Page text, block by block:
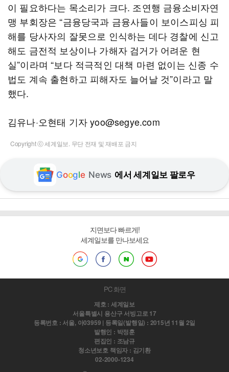
이 필요하다는 목소리가 크다. 조연행 금융소비자연
맹 부회장은 “금융당국과 금융사들이 보이스피싱 피
해를 당사자의 잘못으로 인식하는 데다 경찰에 신고
해도 금전적 보상이나 가해자 검거가 어려운 현
실”이라며 “보다 적극적인 대책 마련 없이는 신종 수
법도 계속 출현하고 피해자도 늘어날 것”이라고 말
했다.
김유나·오현태 기자 yoo@segye.com
Copyright ⓒ 세계일보. 무단 전재 및 재배포 금지
Google News 에서 세계일보 팔로우
지면보다 빠르게!
세계일보를 만나보세요
PC 화면
제호 : 세계일보
서울특별시 용산구 서빙고로 17
등록번호 : 서울, 아03959 | 등록일(발행일) : 2015년 11월 2일
발행인 : 박정훈
편집인 : 조남규
청소년보호 책임자 : 김기환
02-2000-1234